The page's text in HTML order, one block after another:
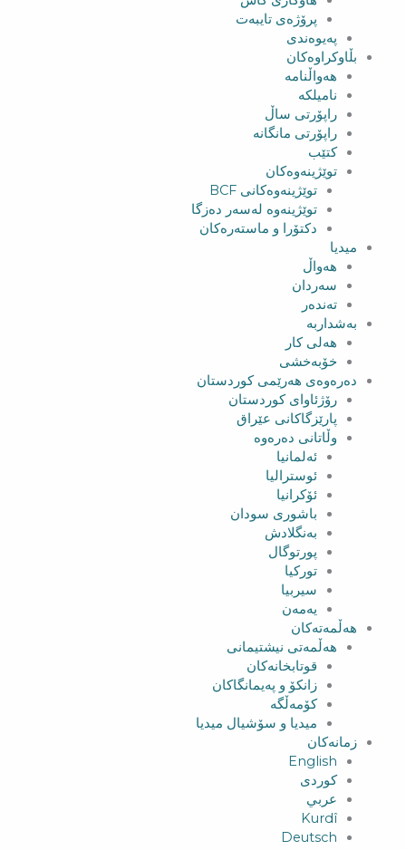
پرۆژەی تایبەت
پەیوەندی
بڵاوکراوەکان
هەواڵنامە
نامیلکە
راپۆرتی ساڵ
راپۆرتی مانگانە
کتێب
توێژینەوەکان
توێژینەوەکانی BCF​
توێژینەوە لەسەر دەزگا
دکتۆرا و ماستەرەکان
میدیا
‌‌هەواڵ
سه‌ردان
تەندەر
بەشداربە
هەلی کار
خۆبەخشی
دەرەوەی هەرێمی کوردستان
رۆژئاوای کوردستان
پارێزگاکانی عێراق
وڵاتانی دەرەوە
ئەلمانیا
ئوسترالیا
ئۆکرانیا
باشوری سودان
بەنگلادش
پورتوگال
تورکیا
سیربیا
یەمەن
هەڵمەتەکان
هەڵمەتی نیشتیمانی
قوتابخانەکان
زانکۆ و پەیمانگاکان
کۆمەڵگە
میدیا و سۆشیال میدیا
زمانەکان
English
کوردی
عربي
Kurdî
Deutsch